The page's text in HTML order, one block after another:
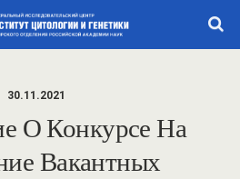
30.11.2021
О Конкурсе На
Вакантных